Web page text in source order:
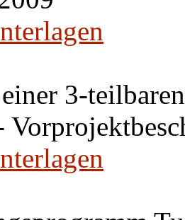
3-